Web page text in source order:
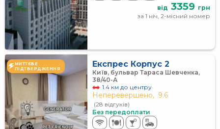
від 3359 грн
за 1 ніч, 2-місний номер
МИТТЄВЕ
ПІДТВЕРДЖЕННЯ
Експрес Корпус 2
Київ, бульвар Тараса Шевченка,
38/40-А
1.4 км до центру
Неперевершено, 9.6
(28 відгуків)
Без передоплати